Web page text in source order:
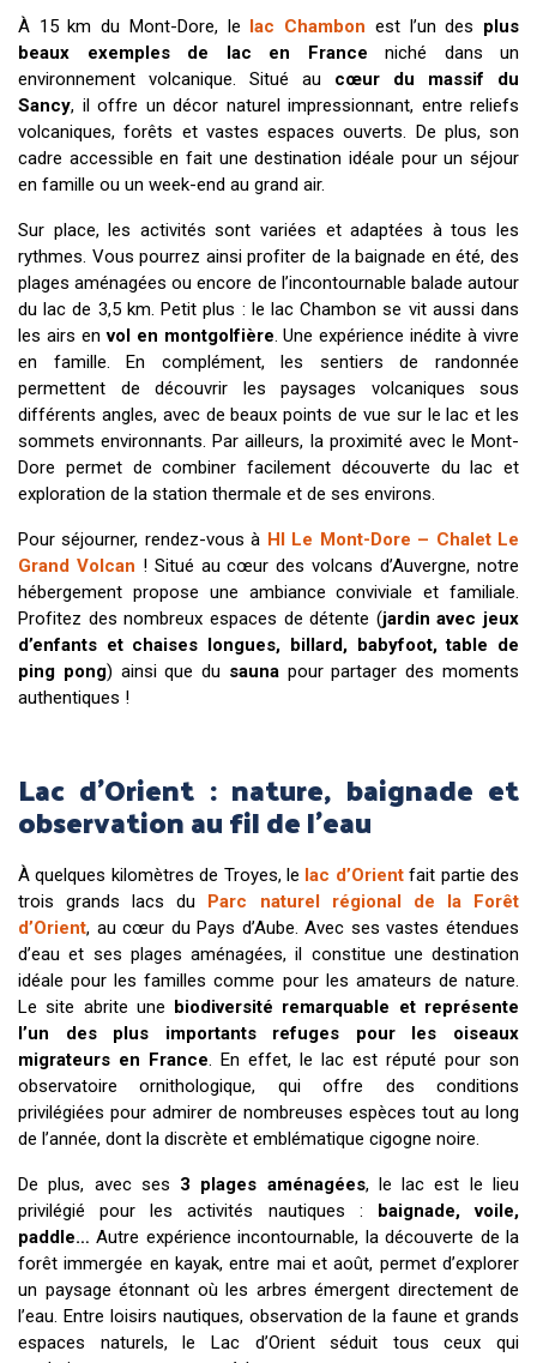
À 15 km du Mont-Dore, le lac Chambon est l’un des plus
beaux exemples de lac en France niché dans un
environnement volcanique. Situé au cœur du massif du
Sancy, il offre un décor naturel impressionnant, entre reliefs
volcaniques, forêts et vastes espaces ouverts. De plus, son
cadre accessible en fait une destination idéale pour un séjour
en famille ou un week-end au grand air.
Sur place, les activités sont variées et adaptées à tous les
rythmes. Vous pourrez ainsi profiter de la baignade en été, des
plages aménagées ou encore de l’incontournable balade autour
du lac de 3,5 km. Petit plus : le lac Chambon se vit aussi dans
les airs envol en montgolfière . Une expérience inédite à vivre
en famille. En complément, les sentiers de randonnée
permettent de découvrir les paysages volcaniques sous
différents angles, avec de beaux points de vue sur le lac et les
sommets environnants. Par ailleurs, la proximité avec le Mont-
Dore permet de combiner facilement découverte du lac et
exploration de la station thermale et de ses environs.
Pour séjourner, rendez-vous à HI Le Mont-Dore – Chalet Le
Grand Volcan ! Situé au cœur des volcans d’Auvergne, notre
hébergement propose une ambiance conviviale et familiale.
Profitez des nombreux espaces de détente (jardin avec jeux
d’enfants et chaises longues, billard, babyfoot, table de
ping pong) ainsi que du saunapour partager des moments
authentiques !
Lac d’Orient : nature, baignade et
observation au fil de l’eau
À quelques kilomètres de Troyes, le lac d’Orientfait partie des
trois grands lacs du Parc naturel régional de la Forêt
d’Orient, au cœur du Pays d’Aube. Avec ses vastes étendues
d’eau et ses plages aménagées, il constitue une destination
idéale pour les familles comme pour les amateurs de nature.
Le site abrite une biodiversité remarquable et représente
l’un des plus importants refuges pour les oiseaux
migrateurs en France . En effet, le lac est réputé pour son
observatoire ornithologique, qui offre des conditions
privilégiées pour admirer de nombreuses espèces tout au long
de l’année, dont la discrète et emblématique cigogne noire.
De plus, avec ses 3 plages aménagées, le lac est le lieu
privilégié pour les activités nautiques : baignade, voile,
paddle… Autre expérience incontournable, la découverte de la
forêt immergée en kayak, entre mai et août, permet d’explorer
un paysage étonnant où les arbres émergent directement de
l’eau. Entre loisirs nautiques, observation de la faune et grands
espaces naturels, le Lac d’Orient séduit tous ceux qui